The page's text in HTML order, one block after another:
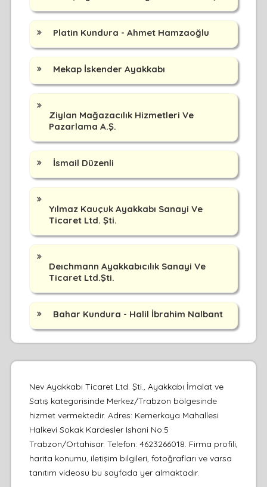
Platin Kundura - Ahmet Hamzaoğlu
Mekap İskender Ayakkabı
Ziylan Mağazacılık Hizmetleri Ve
Pazarlama A.Ş.
İsmail Düzenli
Yılmaz Kauçuk Ayakkabı Sanayi Ve
Ticaret Ltd. Şti.
Deıchmann Ayakkabıcılık Sanayi Ve
Ticaret Ltd.Şti.
Bahar Kundura - Halil İbrahim Nalbant
Nev Ayakkabı Ticaret Ltd. Şti., Ayakkabı İmalat ve
Satış kategorisinde Merkez/Trabzon bölgesinde
hizmet vermektedir. Adres: Kemerkaya Mahallesi
Halkevi Sokak Kardesler Ishani No:5
Trabzon/Ortahisar. Telefon: 4623266018. Firma profili,
harita konumu, iletişim bilgileri, fotoğrafları ve varsa
tanıtım videosu bu sayfada yer almaktadır.